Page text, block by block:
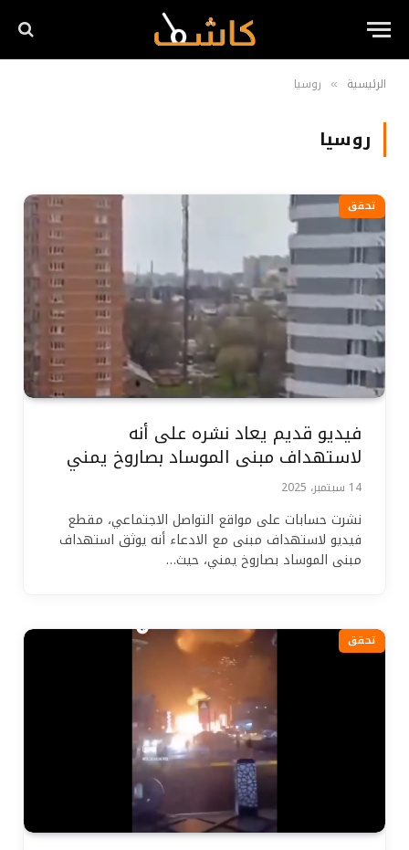
الرئيسية » روسيا
روسيا
تحقق
فيديو قديم يعاد نشره على أنه
لاستهداف مبنى الموساد بصاروخ يمني
14 سبتمبر، 2025
نشرت حسابات على مواقع التواصل الاجتماعي، مقطع
فيديو لاستهداف مبنى مع الادعاء أنه يوثق استهداف
مبنى الموساد بصاروخ يمني، حيث…
تحقق